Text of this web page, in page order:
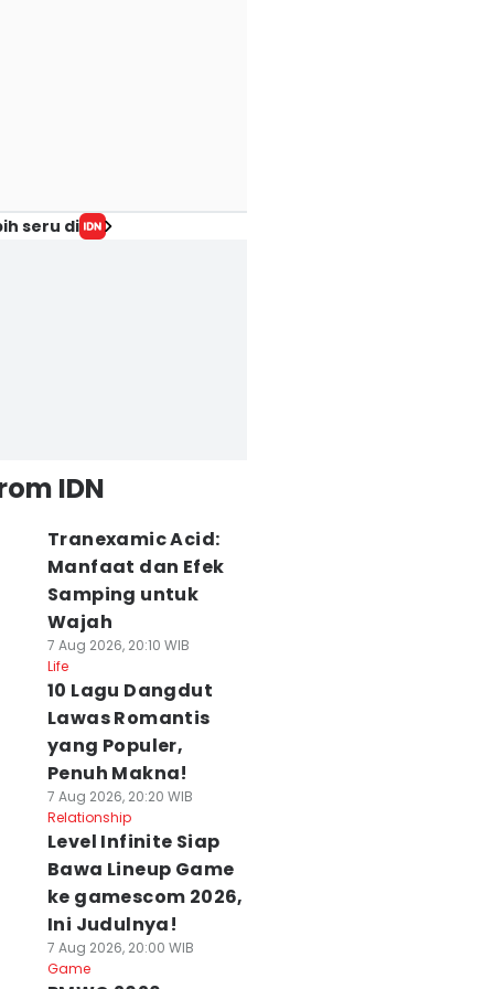
seru di
IDN
Tranexamic Acid:
Manfaat dan Efek
Samping untuk
Wajah
7 Aug 2026, 20:10 WIB
Life
10 Lagu Dangdut
Lawas Romantis
yang Populer,
Penuh Makna!
7 Aug 2026, 20:20 WIB
Relationship
Level Infinite Siap
Bawa Lineup Game
ke gamescom 2026,
Ini Judulnya!
7 Aug 2026, 20:00 WIB
Game